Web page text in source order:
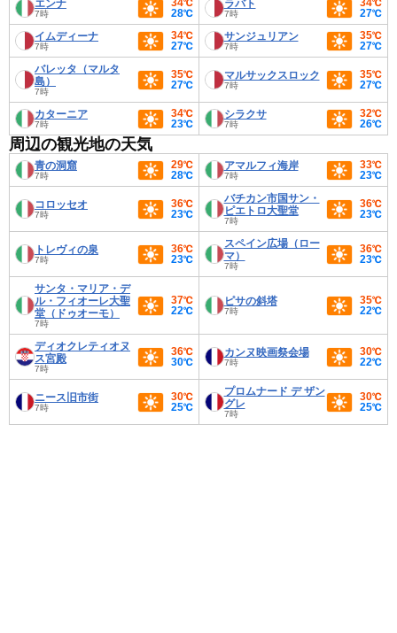
エンナ
7時
34℃
28℃
ラバト
7時
34℃
27℃
イムディーナ
7時
34℃
27℃
サンジュリアン
7時
35℃
27℃
バレッタ（マルタ
島）
7時
35℃
27℃
マルサックスロック
7時
35℃
27℃
カターニア
7時
34℃
23℃
シラクサ
7時
32℃
26℃
周辺の観光地の天気
青の洞窟
7時
29℃
28℃
アマルフィ海岸
7時
33℃
23℃
コロッセオ
7時
36℃
23℃
バチカン市国サン・
ピエトロ大聖堂
7時
36℃
23℃
トレヴィの泉
7時
36℃
23℃
スペイン広場（ロー
マ）
7時
36℃
23℃
サンタ・マリア・デ
ル・フィオーレ大聖
堂（ドゥオーモ）
7時
37℃
22℃
ピサの斜塔
7時
35℃
22℃
ディオクレティオヌ
ス宮殿
7時
36℃
30℃
カンヌ映画祭会場
7時
30℃
22℃
ニース旧市街
7時
30℃
25℃
プロムナード デ ザン
グレ
7時
30℃
25℃